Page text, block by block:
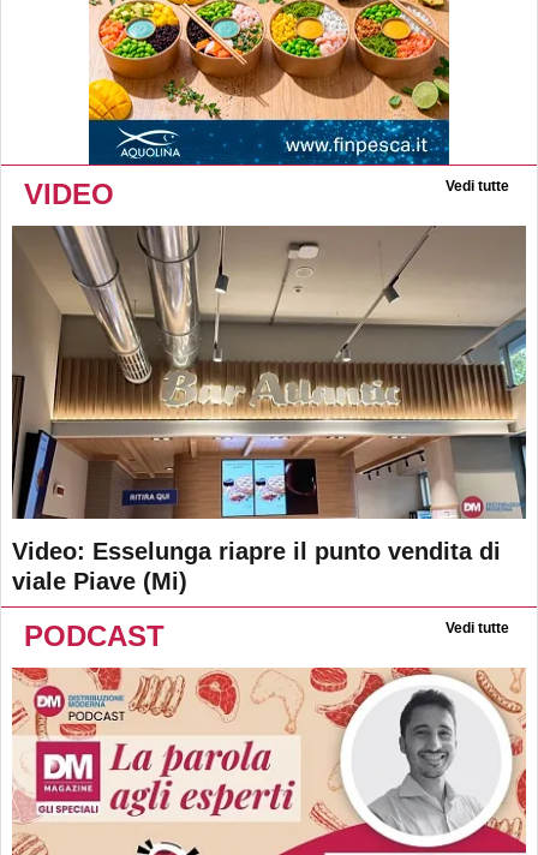
VIDEO Vedi tutte
Video: Esselunga riapre il punto vendita di
viale Piave (Mi)
PODCAST Vedi tutte